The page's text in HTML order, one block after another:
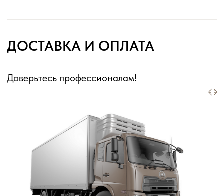
Политика конфиденциальности
Информация о файлах cookies
переданы ПД
ИП Матвеев Виталий Юрьевич
ИНН 110804770591, ОГРНИП 324774600194385